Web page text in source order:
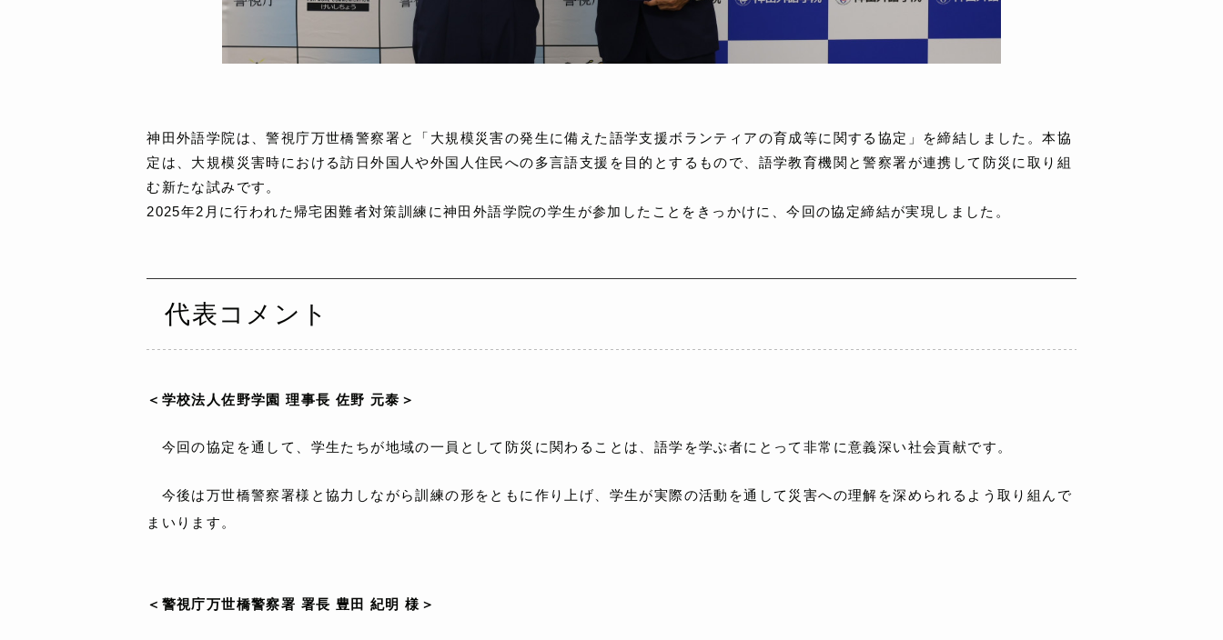
神田外語学院は、警視庁万世橋警察署と「大規模災害の発生に備えた語学支援ボランティアの育成等に関する協定」を締結しました。本協
定は、大規模災害時における訪日外国人や外国人住民への多言語支援を目的とするもので、語学教育機関と警察署が連携して防災に取り組
む新たな試みです。
2025年2月に行われた帰宅困難者対策訓練に神田外語学院の学生が参加したことをきっかけに、今回の協定締結が実現しました。
代表コメント
＜学校法人佐野学園 理事長 佐野 元泰＞
今回の協定を通して、学生たちが地域の一員として防災に関わることは、語学を学ぶ者にとって非常に意義深い社会貢献です。
今後は万世橋警察署様と協力しながら訓練の形をともに作り上げ、学生が実際の活動を通して災害への理解を深められるよう取り組んで
まいります。
＜警視庁万世橋警察署 署長 豊田 紀明 様＞